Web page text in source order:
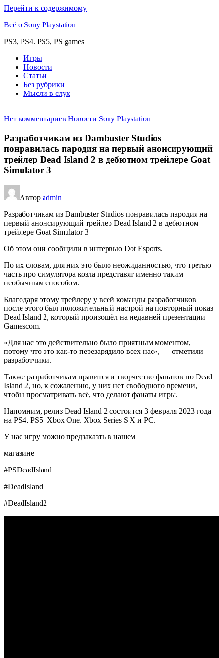
Перейти к содержимому
Всё о Sony Playstation
PS3, PS4. PS5, PS games
Игры
Новости
Статьи
Без рубрики
Мысли в слух
Нет комментариев Новости Sony Playstation
Разработчикам из Dambuster Studios
понравилась пародия на первый анонсирующий
трейлер Dead Island 2 в дебютном трейлере Goat
Simulator 3
Автор admin
Разработчикам из Dambuster Studios понравилась пародия на
первый анонсирующий трейлер Dead Island 2 в дебютном
трейлере Goat Simulator 3
Об этом они сообщили в интервью Dot Esports.
По их словам, для них это было неожиданностью, что третью
часть про симулятора козла представят именно таким
необычным способом.
Благодаря этому трейлеру у всей команды разработчиков
после этого был положительный настрой на повторный показ
Dead Island 2, который произошёл на недавней презентации
Gamescom.
«Для нас это действительно было приятным моментом,
потому что это как-то перезарядило всех нас», — отметили
разработчики.
Также разработчикам нравится и творчество фанатов по Dead
Island 2, но, к сожалению, у них нет свободного времени,
чтобы просматривать всё, что делают фанаты игры.
Напомним, релиз Dead Island 2 состоится 3 февраля 2023 года
на PS4, PS5, Xbox One, Xbox Series S|X и PC.
У нас игру можно предзаказть в нашем
магазине
#PSDeadIsland
#DeadIsland
#DeadIsland2